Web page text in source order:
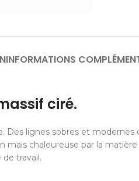
INFORMATIONS
ciré.
Des lignes sobres et modernes
mais chaleureuse par la
travail.